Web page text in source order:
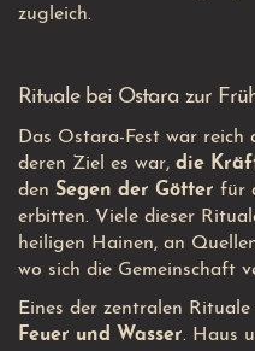
zugleich.
Rituale bei Ostara zur
Das Ostara-Fest war reich
deren Ziel es war, die
den Segen der Götter für
erbitten. Viele dieser
heiligen Hainen, an
wo sich die Gemeinschaft
Eines der zentralen
Feuer und Wasser. Haus